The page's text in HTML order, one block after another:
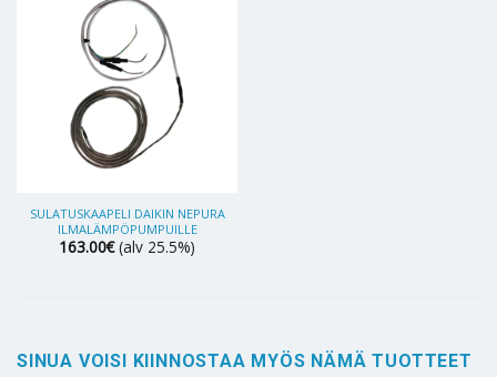
SULATUSKAAPELI DAIKIN NEPURA
ILMALÄMPÖPUMPUILLE
163.00€ (alv 25.5%)
SINUA VOISI KIINNOSTAA MYÖS NÄMÄ TUOTTEET